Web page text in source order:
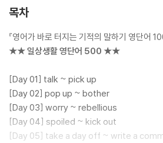
★ 교재에 수록된 ‘2000문장 연속 듣기’ 음원
2019년도에 출간된 후 2025년까지 누적 판매
장’까지 구사할 수 있도록 기초영어의 절대 강
일상에서 가장 빈번히 맞닥뜨리는 주제 100개
수 영어회화 패턴 1000개’를 회화 문장 2000
도록 설계한 학습서이다.
목차
『영어가 바로 터지는 기적의 말하기 영단어
★★ 일상생활 영단어 500 ★★
[Day 01] talk ~ pick up
[Day 02] pop up ~ bother
[Day 03] worry ~ rebellious
[Day 04] spoiled ~ kick out
[Day 05] take a day off ~ write a